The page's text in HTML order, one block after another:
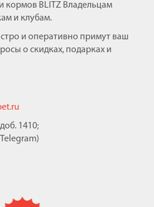
кормов BLITZ Владельцам
и клубам.
и оперативно примут ваш
о скидках, подарках и
1410;